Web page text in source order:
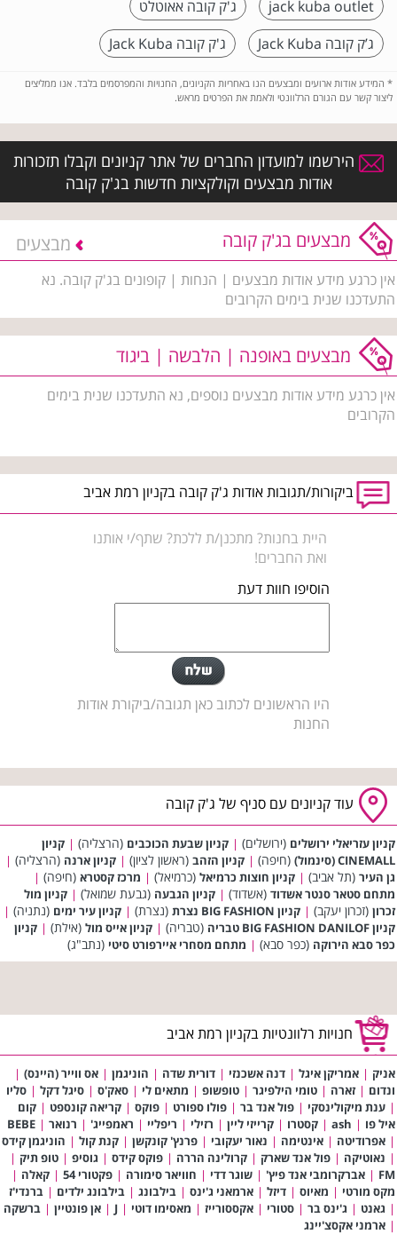
jack kuba outlet
ג'ק קובה אאוטלט
ג’ק קובה Jack Kuba
ג'ק קובה Jack Kuba
* המידע אודות ארועים ומבצעים הנו באחריות הקניונים, החנויות והמפרסמים בלבד. אנו ממליצים
ליצור קשר עם הגורם הרלוונטי ולאמת את הפרטים מראש.
הירשמו למועדון החברים של אתר קניונים וקבלו תזכורות
אודות מבצעים וקולקציות חדשות בג'ק קובה
מבצעים בג'ק קובה מבצעים
אין כרגע מידע אודות מבצעים | הנחות | קופונים בג'ק קובה. נא
התעדכנו שנית בימים הקרובים
מבצעים באופנה | הלבשה | ביגוד
אין כרגע מידע אודות מבצעים נוספים, נא התעדכנו שנית בימים
הקרובים
ביקורות/תגובות אודות ג'ק קובה בקניון רמת אביב
היית בחנות? מתכנן/ת ללכת? שתף/י אותנו
ואת החברים!
הוסיפו חוות דעת
היו הראשונים לכתוב כאן תגובה/ביקורת אודות
החנות
עוד קניונים עם סניף של ג'ק קובה
קניון עזריאלי ירושלים (ירושלים) | קניון שבעת הכוכבים (הרצליה) | קניון
CINEMALL (סינמול)
(חיפה) | קניון הזהב (ראשון לציון) | קניון ארנה (הרצליה) |
גן העיר (תל אביב) | קניון חוצות כרמיאל (כרמיאל) | מרכז קסטרא (חיפה) |
מתחם סטאר סנטר אשדוד (אשדוד) | קניון הגבעה (גבעת שמואל) | קניון מול
זכרון (זכרון יעקב) | קניון BIG FASHION נצרת (נצרת) | קניון עיר ימים (נתניה) |
קניון BIG FASHION DANILOF טבריה
(טבריה) | קניון אייס מול (אילת) | קניון
כפר סבא הירוקה (כפר סבא) | מתחם מסחרי איירפורט סיטי (נתב"ג)
חנויות רלוונטיות בקניון רמת אביב
אניק | אמריקן איגל | דנה אשכנזי | דורית שדה | הוניגמן | אס ווייר (היינס) |
ונדום | זארה | טומי הילפיגר | טופשופ | מתאים לי | סאק'ס | סיגל דקל | סליו
| ענת מיקולינסקי | פול אנד בר | פולו ספורט | פוקס | קריאה קונספט | קום
איל פו |
ash
| קסטרו | קרייזי ליין | רזילי | ריפליי | ראמפייג' | רנואר |
BEBE
| אפרודיטה | אינטימה | נאור יעקובי | פרנץ' קונקשן | קנת קול | הוניגמן קידס
| נאוטיקה | פול אנד שארק | קרולינה הררה | פוקס קידס | גוסיפ | טופ תיק |
FM
| אברקרומבי אנד פיץ' | שוגר דדי | חוויאר סימורה | פקטורי 54 | קאלה |
מקס מורטי | מאיוס | דיזל | ארמאני ג'ינס | בילבונג | בילבונג ילדים | ברנדי'ז
| גאנט | ג'ינס בר | סטורי | אקססורייז | מאסימו דוטי |
J
| אן פונטיין | ברשקה
| ארמני אקסצ'יינג